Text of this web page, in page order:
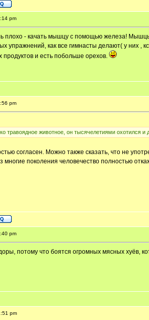
pm
плохо - качать мышцу с помощью железа!
упражнений, как все гимнасты делают( у них ,
и есть побольше орехов.
pm
травоядное животное, он тысячелетиями охотился
согласен. Можно также сказать, что не
многие поколения человечество полностью
pm
потому что боятся огромных мясных хуёв,
pm